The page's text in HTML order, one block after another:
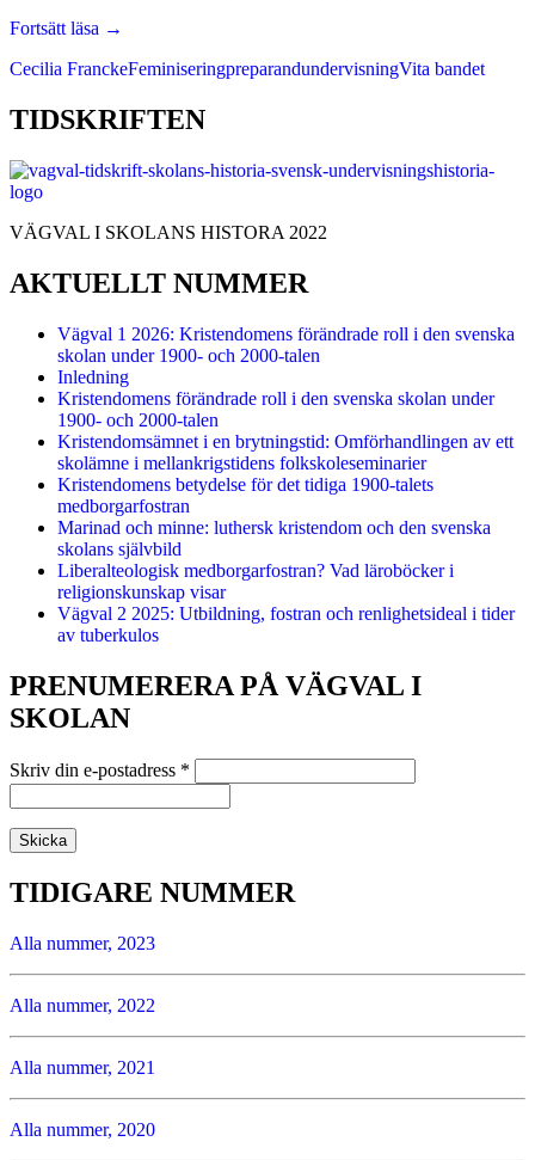
Fortsätt läsa Ihärdiga
för
fred
och
av
Cecilia
Francke
→
Cecilia FranckeFeminiseringpreparandundervisningVita bandet
TIDSKRIFTEN
VÄGVAL I SKOLANS HISTORA 2022
AKTUELLT NUMMER
Vägval 1 2026: Kristendomens förändrade roll i den svenska
skolan under 1900- och 2000-talen
Inledning
Kristendomens förändrade roll i den svenska skolan under
1900- och 2000-talen
Kristendomsämnet i en brytningstid: Omförhandlingen av ett
skolämne i mellankrigstidens folkskoleseminarier
Kristendomens betydelse för det tidiga 1900-talets
medborgarfostran
Marinad och minne: luthersk kristendom och den svenska
skolans självbild
Liberalteologisk medborgarfostran? Vad läroböcker i
religionskunskap visar
Vägval 2 2025: Utbildning, fostran och renlighetsideal i tider
av tuberkulos
PRENUMERERA PÅ VÄGVAL I
SKOLAN
Skriv din e-postadress *
TIDIGARE NUMMER
Alla nummer, 2023
Alla nummer, 2022
Alla nummer, 2021
Alla nummer, 2020